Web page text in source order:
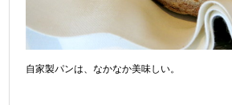
自家製パンは、なかなか美味しい。